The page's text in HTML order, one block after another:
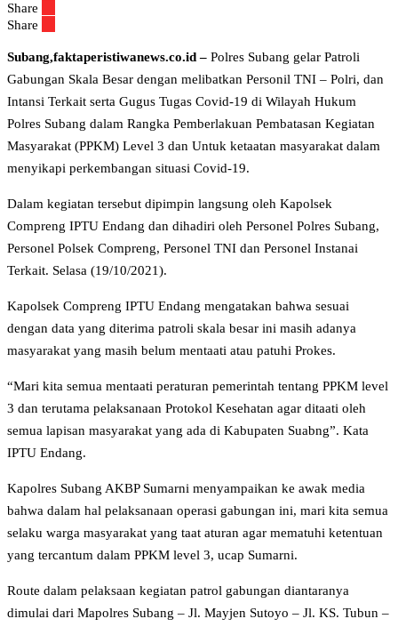
Share
Share
Subang,faktaperistiwanews.co.id – Polres Subang gelar Patroli
Gabungan Skala Besar dengan melibatkan Personil TNI – Polri, dan
Intansi Terkait serta Gugus Tugas Covid-19 di Wilayah Hukum
Polres Subang dalam Rangka Pemberlakuan Pembatasan Kegiatan
Masyarakat (PPKM) Level 3 dan Untuk ketaatan masyarakat dalam
menyikapi perkembangan situasi Covid-19.
Dalam kegiatan tersebut dipimpin langsung oleh Kapolsek
Compreng IPTU Endang dan dihadiri oleh Personel Polres Subang,
Personel Polsek Compreng, Personel TNI dan Personel Instanai
Terkait. Selasa (19/10/2021).
Kapolsek Compreng IPTU Endang mengatakan bahwa sesuai
dengan data yang diterima patroli skala besar ini masih adanya
masyarakat yang masih belum mentaati atau patuhi Prokes.
“Mari kita semua mentaati peraturan pemerintah tentang PPKM level
3 dan terutama pelaksanaan Protokol Kesehatan agar ditaati oleh
semua lapisan masyarakat yang ada di Kabupaten Suabng”. Kata
IPTU Endang.
Kapolres Subang AKBP Sumarni menyampaikan ke awak media
bahwa dalam hal pelaksanaan operasi gabungan ini, mari kita semua
selaku warga masyarakat yang taat aturan agar mematuhi ketentuan
yang tercantum dalam PPKM level 3, ucap Sumarni.
Route dalam pelaksaan kegiatan patrol gabungan diantaranya
dimulai dari Mapolres Subang – Jl. Mayjen Sutoyo – Jl. KS. Tubun –